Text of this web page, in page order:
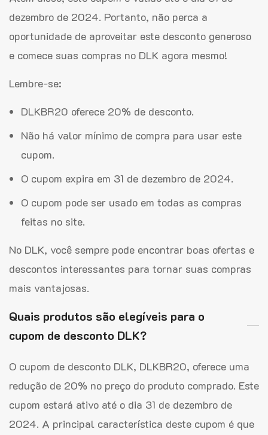
dezembro de 2024. Portanto, não perca a
oportunidade de aproveitar este desconto generoso
e comece suas compras no DLK agora mesmo!
Lembre-se:
DLKBR20 oferece 20% de desconto.
Não há valor mínimo de compra para usar este
cupom.
O cupom expira em 31 de dezembro de 2024.
O cupom pode ser usado em todas as compras
feitas no site.
No DLK, você sempre pode encontrar boas ofertas e
descontos interessantes para tornar suas compras
mais vantajosas.
Quais produtos são elegíveis para o
cupom de desconto DLK?
O cupom de desconto DLK, DLKBR20, oferece uma
redução de 20% no preço do produto comprado. Este
cupom estará ativo até o dia 31 de dezembro de
2024. A principal característica deste cupom é que